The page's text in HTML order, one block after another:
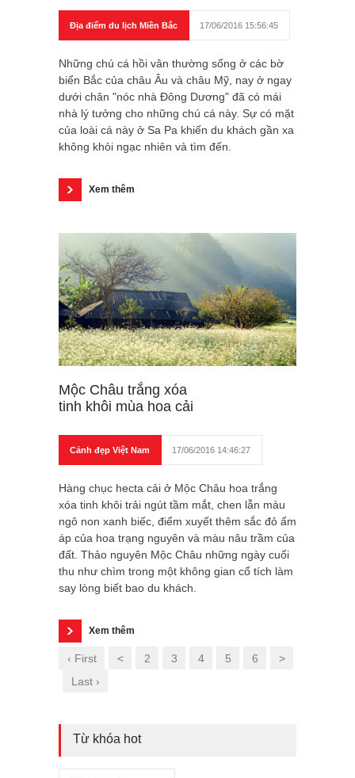
Địa điểm du lịch Miền Bắc 17/06/2016 15:56:45
Những chú cá hồi vân thường sống ở các bờ
biển Bắc của châu Âu và châu Mỹ, nay ở ngay
dưới chân "nóc nhà Đông Dương" đã có mái
nhà lý tưởng cho những chú cá này. Sự có mặt
của loài cá này ở Sa Pa khiến du khách gần xa
không khỏi ngạc nhiên và tìm đến.
Xem thêm
Mộc Châu trắng xóa
tinh khôi mùa hoa cải
Cảnh đẹp Việt Nam 17/06/2016 14:46:27
Hàng chục hecta cải ở Mộc Châu hoa trắng
xóa tinh khôi trải ngút tầm mắt, chen lẫn màu
ngô non xanh biếc, điểm xuyết thêm sắc đỏ ấm
áp của hoa trạng nguyên và màu nâu trầm của
đất. Thảo nguyên Mộc Châu những ngày cuối
thu như chìm trong một không gian cổ tích làm
say lòng biết bao du khách.
Xem thêm
‹ First < 2 3 4 5 6
>
Last ›
Từ khóa hot